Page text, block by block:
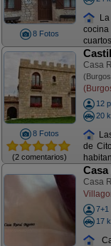
8 Fotos
8 Fotos
(2 comentarios)
Casa
12
20
de
Casa
7+1
17